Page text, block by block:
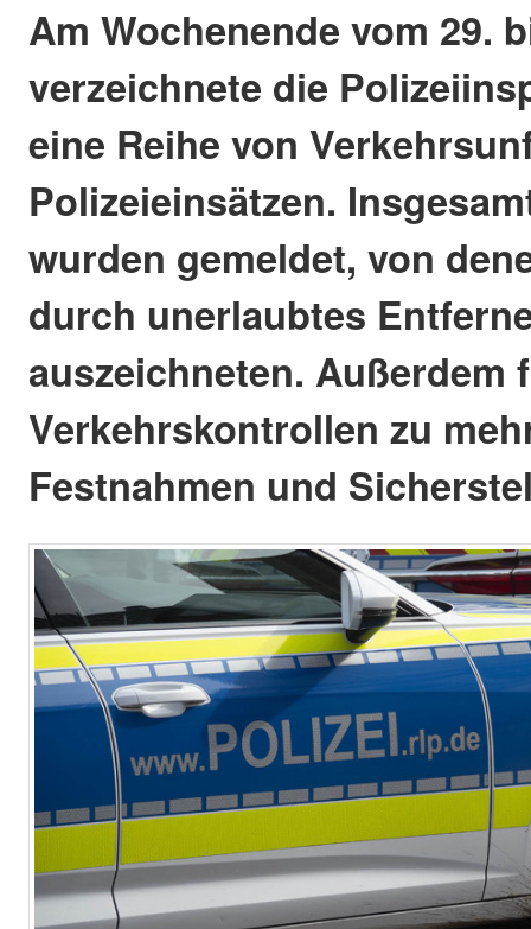
Am Wochenende vom 29.
verzeichnete die
eine Reihe von
Polizeieinsätzen.
wurden gemeldet, von
durch unerlaubtes
auszeichneten. Außerdem
Verkehrskontrollen zu
Festnahmen und